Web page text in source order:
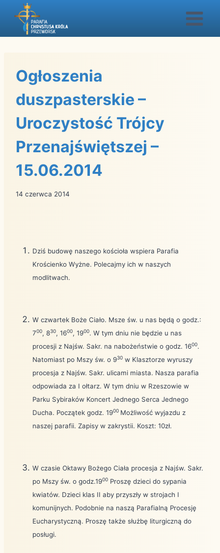
Przejdź
Ogłoszenia
duszpasterskie –
Uroczystość Trójcy
Przenajświętszej –
15.06.2014
14 czerwca 2014
Dziś budowę naszego kościoła wspiera Parafia
Krościenko Wyżne. Polecajmy ich w naszych
modlitwach.
W czwartek Boże Ciało. Msze św. u nas będą o godz.:
700, 830, 1600, 1900. W tym dniu nie będzie u nas
procesji z Najśw. Sakr. na nabożeństwie o godz. 1600.
Natomiast po Mszy św. o 930 w Klasztorze wyruszy
procesja z Najśw. Sakr. ulicami miasta. Nasza parafia
odpowiada za I ołtarz. W tym dniu w Rzeszowie w
Parku Sybiraków Koncert Jednego Serca Jednego
Ducha. Początek godz. 1900 Możliwość wyjazdu z
naszej parafii. Zapisy w zakrystii. Koszt: 10zł.
W czasie Oktawy Bożego Ciała procesja z Najśw. Sakr.
po Mszy św. o godz.1900 Proszę dzieci do sypania
kwiatów. Dzieci klas II aby przyszły w strojach I
komunijnych. Podobnie na naszą Parafialną Procesję
Eucharystyczną. Proszę także służbę liturgiczną do
posługi.